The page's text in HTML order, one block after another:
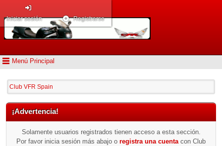
Menú Principal
Iniciar sesión Registrarse
Club VFR Spain
¡Advertencia!
Solamente usuarios registrados tienen acceso a esta sección.
Por favor inicia sesión más abajo o registra una cuenta con Club